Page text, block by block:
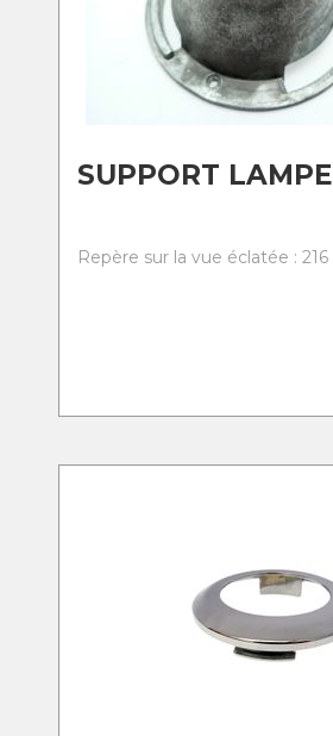
SUPPORT LAMPE
Repère sur la vue éclatée : 216